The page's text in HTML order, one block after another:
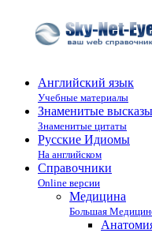
Английский язык
Учебные материалы
Знаменитые
Знаменитые цитаты
Русские Идиомы
На английском
Справочники
Online версии
Медицина
Большая